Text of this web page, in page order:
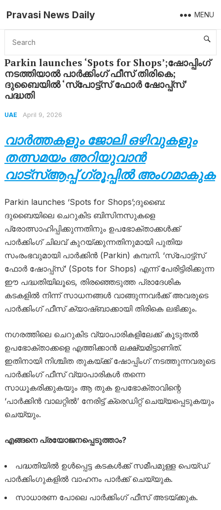
Pravasi News Daily MENU
Home UAE
Parkin launches ‘Spots for Shops’;ഷോപ്പിംഗ്
നടത്തിയാൽ പാർക്കിംഗ് ഫീസ് തിരികെ;
ദുബൈയിൽ ‘സ്പോട്ട്സ് ഫോർ ഷോപ്പ്സ്’
പദ്ധതി
UAE April 9, 2026
വാർത്തകളും ജോലി ഒഴിവുകളും
തത്സമയം അറിയുവാൻ
വാട്സ്ആപ്പ് ഗ്രൂപ്പിൽ അംഗമാകുക
Parkin launches ‘Spots for Shops’;ദുബൈ:
ദുബൈയിലെ ചെറുകിട ബിസിനസുകളെ
പ്രോത്സാഹിപ്പിക്കുന്നതിനും ഉപഭോക്താക്കൾക്ക്
പാർക്കിംഗ് ചിലവ് കുറയ്ക്കുന്നതിനുമായി പുതിയ
സംരംഭവുമായി പാർക്കിൻ (Parkin) കമ്പനി. ‘സ്പോട്ട്സ്
ഫോർ ഷോപ്പ്സ്’ (Spots for Shops) എന്ന് പേരിട്ടിരിക്കുന്ന
ഈ പദ്ധതിയിലൂടെ, തിരഞ്ഞെടുത്ത പ്രാദേശിക
കടകളിൽ നിന്ന് സാധനങ്ങൾ വാങ്ങുന്നവർക്ക് അവരുടെ
പാർക്കിംഗ് ഫീസ് ക്യാഷ്ബാക്കായി തിരികെ ലഭിക്കും.
നഗരത്തിലെ ചെറുകിട വ്യാപാരികളിലേക്ക് കൂടുതൽ
ഉപഭോക്താക്കളെ എത്തിക്കാൻ ലക്ഷ്യമിട്ടാണിത്.
ഇതിനായി നിശ്ചിത തുകയ്ക്ക് ഷോപ്പിംഗ് നടത്തുന്നവരുടെ
പാർക്കിംഗ് ഫീസ് വ്യാപാരികൾ തന്നെ
സാധൂകരിക്കുകയും ആ തുക ഉപഭോക്താവിന്റെ
‘പാർക്കിൻ വാലറ്റിൽ’ നേരിട്ട് ക്രെഡിറ്റ് ചെയ്യപ്പെടുകയും
ചെയ്യും.
എങ്ങനെ പ്രയോജനപ്പെടുത്താം?
പദ്ധതിയിൽ ഉൾപ്പെട്ട കടകൾക്ക് സമീപമുള്ള പെയ്ഡ്
പാർക്കിംഗുകളിൽ വാഹനം പാർക്ക് ചെയ്യുക.
സാധാരണ പോലെ പാർക്കിംഗ് ഫീസ് അടയ്ക്കുക.